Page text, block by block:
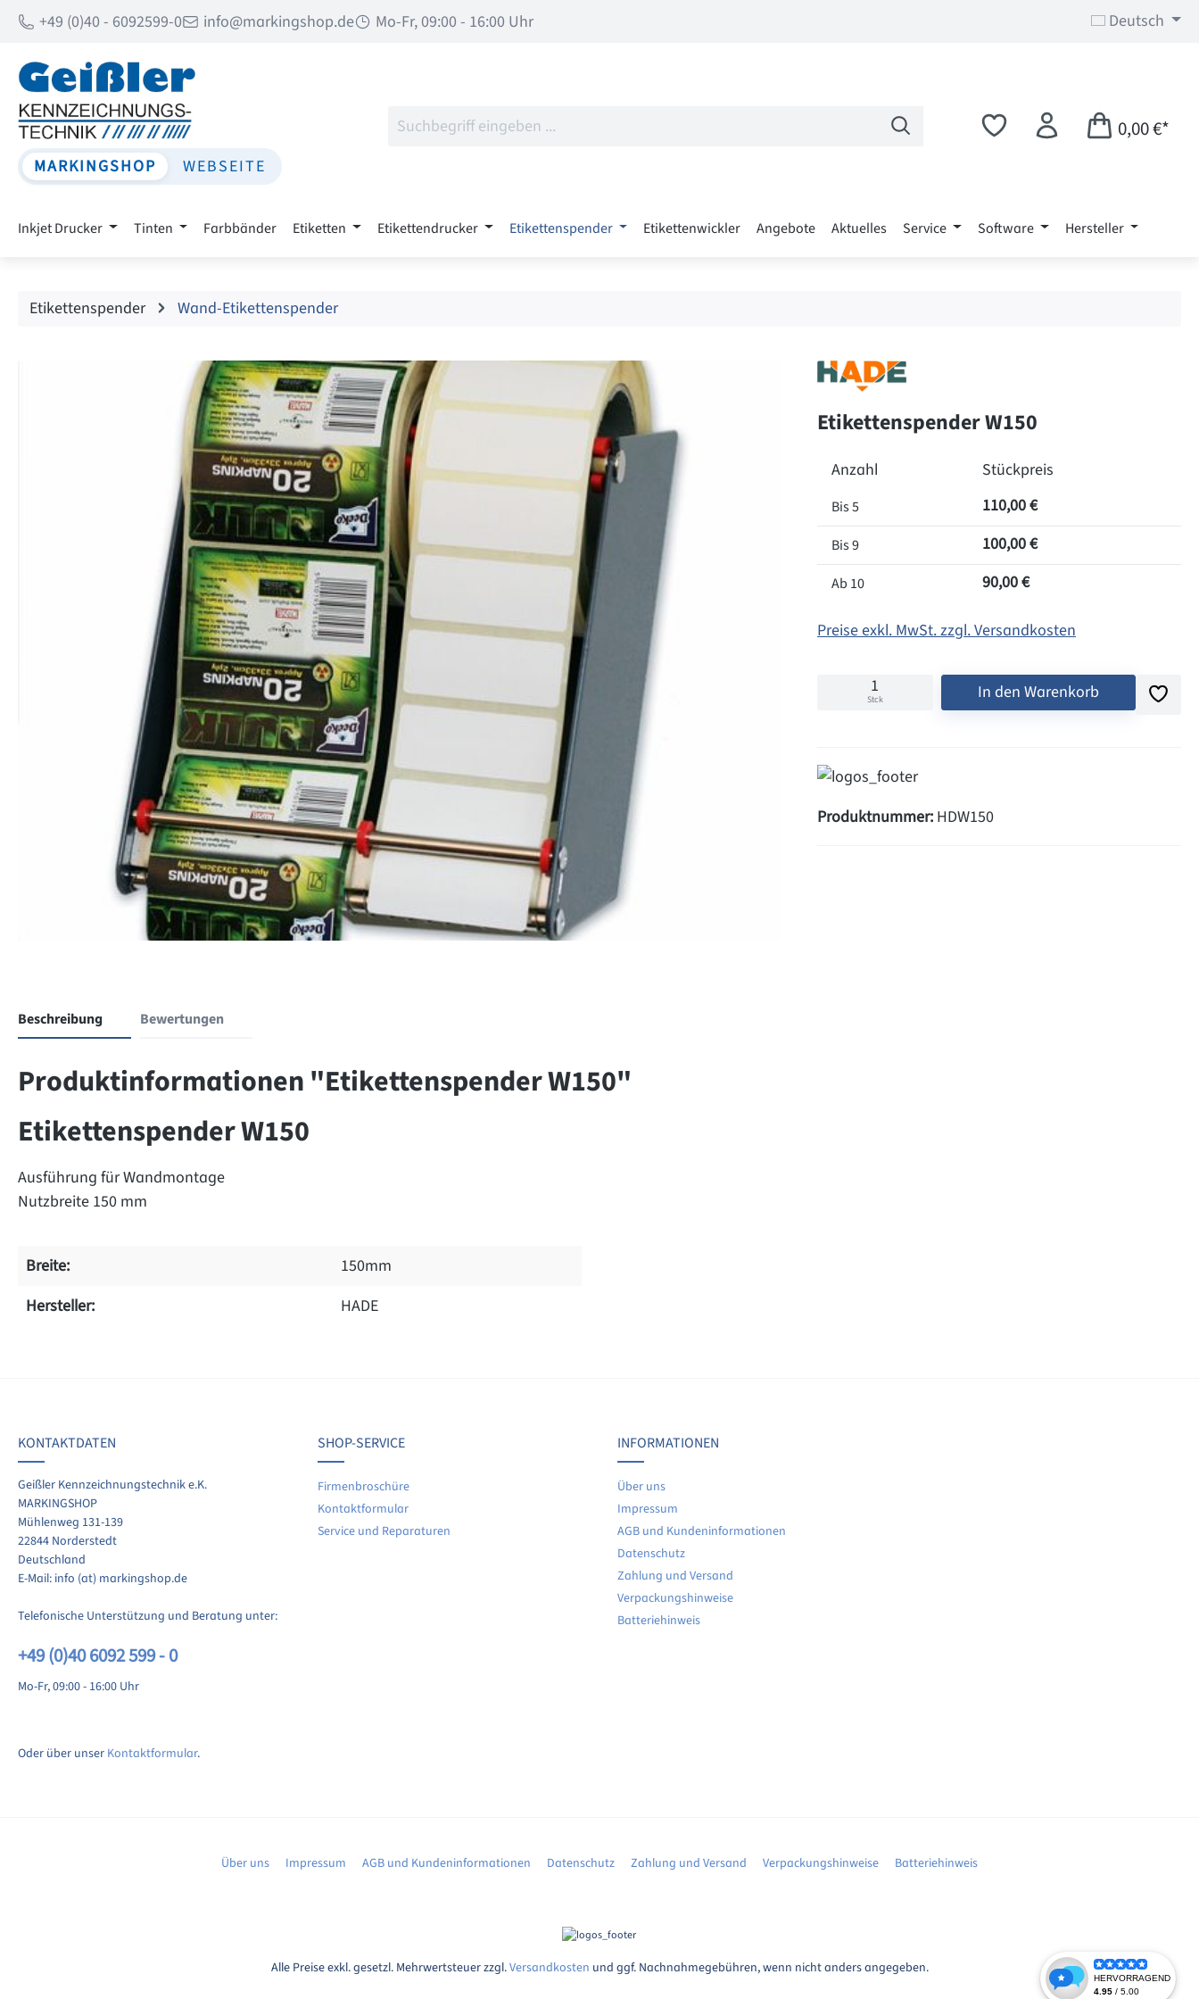
Hauptinhalt springen
Zur Suche springen
Zur Hauptnavigation springen
+49 (0)40 - 6092599-0 info@markingshop.de Mo-Fr, 09:00 - 16:00 Uhr Deutsch
MARKINGSHOP WEBSEITE
0,00 €*
Inkjet Drucker Tinten Farbbänder Etiketten Etikettendrucker Etikettenspender Etikettenwickler Angebote Aktuelles Service Software Hersteller
Etikettenspender Wand-Etikettenspender
Bildergalerie überspringen
Etikettenspender W150
Anzahl Stückpreis
Bis5 110,00 €
Bis9 100,00 €
Ab 10 90,00 €
Preise exkl. MwSt. zzgl. Versandkosten
Stck In den Warenkorb
Produktnummer: HDW150
Beschreibung Bewertungen
Produktinformationen "Etikettenspender W150"
Etikettenspender W150
Ausführung für Wandmontage
Nutzbreite 150 mm
Breite:
150mm
Hersteller:
HADE
Sie Ihre Erfahrungen mit anderen Kunden.
schreiben
Keine Bewertungen gefunden. Teilen Sie Ihre Erfahrungen mit anderen.
KONTAKTDATEN
Geißler Kennzeichnungstechnik e.K.
MARKINGSHOP
Mühlenweg 131-139
22844 Norderstedt
Deutschland
E-Mail: info (at) markingshop.de
Telefonische Unterstützung und Beratung unter:
+49 (0)40 6092 599 - 0
Mo-Fr, 09:00 - 16:00 Uhr
Oder über unser Kontaktformular.
SHOP-SERVICE
Firmenbroschüre
Kontaktformular
Service und Reparaturen
INFORMATIONEN
Über uns
Impressum
AGB und Kundeninformationen
Datenschutz
Zahlung und Versand
Verpackungshinweise
Batteriehinweis
Über uns Impressum AGB und Kundeninformationen Datenschutz Zahlung und Versand Verpackungshinweise Batteriehinweis
Alle Preise exkl. gesetzl. Mehrwertsteuer zzgl.Versandkosten und ggf. Nachnahmegebühren, wenn nicht anders angegeben.